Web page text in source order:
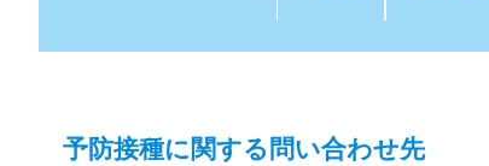
予防接種に関する問い合わせ先